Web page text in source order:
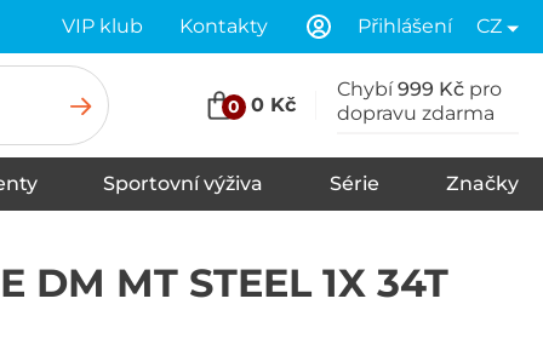
VIP klub Kontakty Přihlášení CZ
0 0 Kč
Chybí999 Kč pro
dopravu zdarma
Sportovní výživa Série Značky
DM MT STEEL 1X 34T